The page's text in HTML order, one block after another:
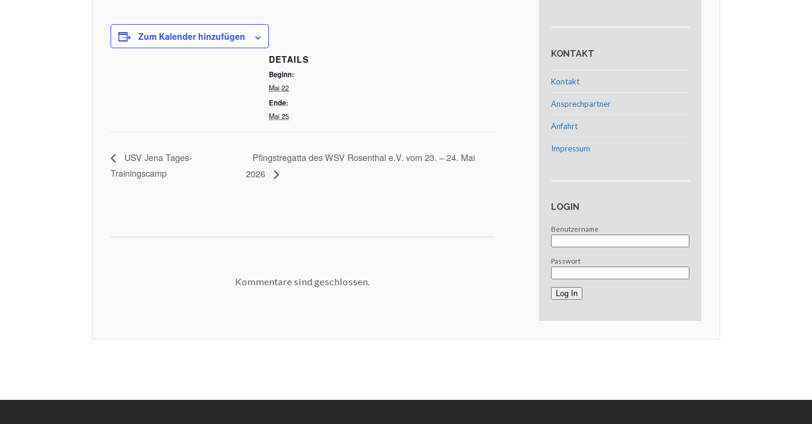
Zum Kalender hinzufügen
DETAILS
Beginn:
Mai 22
Ende:
Mai 25
USV Jena Tages-
Trainingscamp
Pfingstregatta des WSV Rosenthal e.V. vom 23. – 24. Mai
2026
Kommentare sind geschlossen.
KONTAKT
Kontakt
Ansprechpartner
Anfahrt
Impressum
LOGIN
Benutzername
Passwort